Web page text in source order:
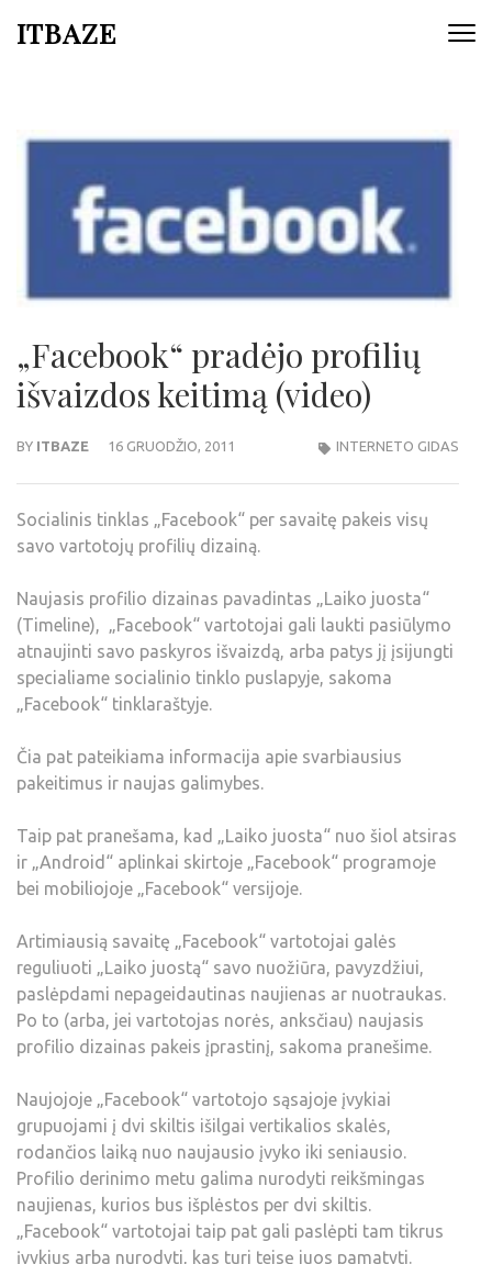
ITBAZE
„Facebook“ pradėjo profilių
išvaizdos keitimą (video)
BY ITBAZE 16 GRUODŽIO, 2011 INTERNETO GIDAS
Socialinis tinklas „Facebook“ per savaitę pakeis visų
savo vartotojų profilių dizainą.
Naujasis profilio dizainas pavadintas „Laiko juosta“
(Timeline), „Facebook“ vartotojai gali laukti pasiūlymo
atnaujinti savo paskyros išvaizdą, arba patys jį įsijungti
specialiame socialinio tinklo puslapyje, sakoma
„Facebook“ tinklaraštyje.
Čia pat pateikiama informacija apie svarbiausius
pakeitimus ir naujas galimybes.
Taip pat pranešama, kad „Laiko juosta“ nuo šiol atsiras
ir „Android“ aplinkai skirtoje „Facebook“ programoje
bei mobiliojoje „Facebook“ versijoje.
Artimiausią savaitę „Facebook“ vartotojai galės
reguliuoti „Laiko juostą“ savo nuožiūra, pavyzdžiui,
paslėpdami nepageidautinas naujienas ar nuotraukas.
Po to (arba, jei vartotojas norės, anksčiau) naujasis
profilio dizainas pakeis įprastinį, sakoma pranešime.
Naujojoje „Facebook“ vartotojo sąsajoje įvykiai
grupuojami į dvi skiltis išilgai vertikalios skalės,
rodančios laiką nuo naujausio įvyko iki seniausio.
Profilio derinimo metu galima nurodyti reikšmingas
naujienas, kurios bus išplėstos per dvi skiltis.
„Facebook“ vartotojai taip pat gali paslėpti tam tikrus
įvykius arba nurodyti, kas turi teisę juos pamatyti.